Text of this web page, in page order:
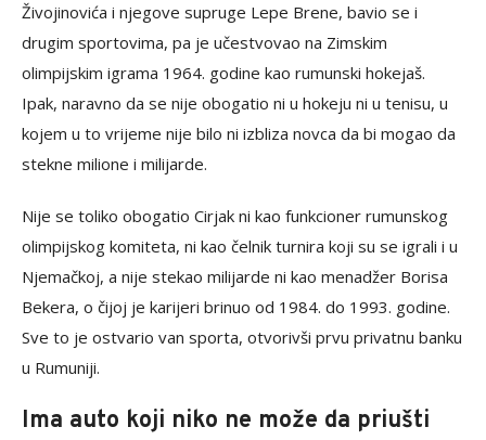
Živojinovića i njegove supruge Lepe Brene, bavio se i
drugim sportovima, pa je učestvovao na Zimskim
olimpijskim igrama 1964. godine kao rumunski hokejaš.
Ipak, naravno da se nije obogatio ni u hokeju ni u tenisu, u
kojem u to vrijeme nije bilo ni izbliza novca da bi mogao da
stekne milione i milijarde.
Nije se toliko obogatio Cirjak ni kao funkcioner rumunskog
olimpijskog komiteta, ni kao čelnik turnira koji su se igrali i u
Njemačkoj, a nije stekao milijarde ni kao menadžer Borisa
Bekera, o čijoj je karijeri brinuo od 1984. do 1993. godine.
Sve to je ostvario van sporta, otvorivši prvu privatnu banku
u Rumuniji.
Ima auto koji niko ne može da priušti